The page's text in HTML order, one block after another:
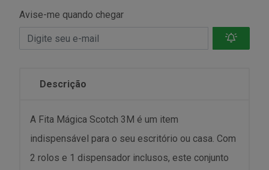
Avise-me quando chegar
Descrição
A Fita Mágica Scotch 3M é um item
indispensável para o seu escritório ou casa. Com
2 rolos e 1 dispensador inclusos, este conjunto